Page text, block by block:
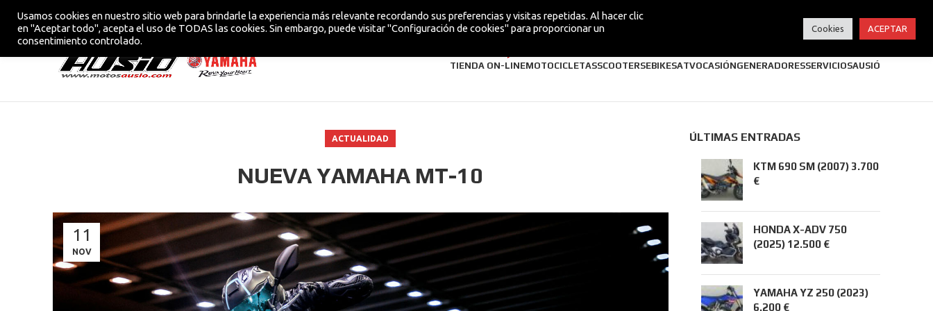
CONCESIONARIO OFICIAL YAMAHA EN VIC
TIENDA ON-LINEMOTOCICLETASSCOOTERSEBIKESATVOCASIÓNGENERADORESSERVICIOSAUSIÓ
ACTUALIDAD
NUEVA YAMAHA MT-10
11
NOV
ÚLTIMAS ENTRADAS
KTM 690 SM (2007) 3.700
€
HONDA X-ADV 750
(2025) 12.500 €
YAMAHA YZ 250 (2023)
6.200 €
Usamos cookies en nuestro sitio web para brindarle la experiencia más relevante recordando sus preferencias y visitas repetidas. Al hacer clic
en "Aceptar todo", acepta el uso de TODAS las cookies. Sin embargo, puede visitar "Configuración de cookies" para proporcionar un
consentimiento controlado.
Cookies ACEPTAR